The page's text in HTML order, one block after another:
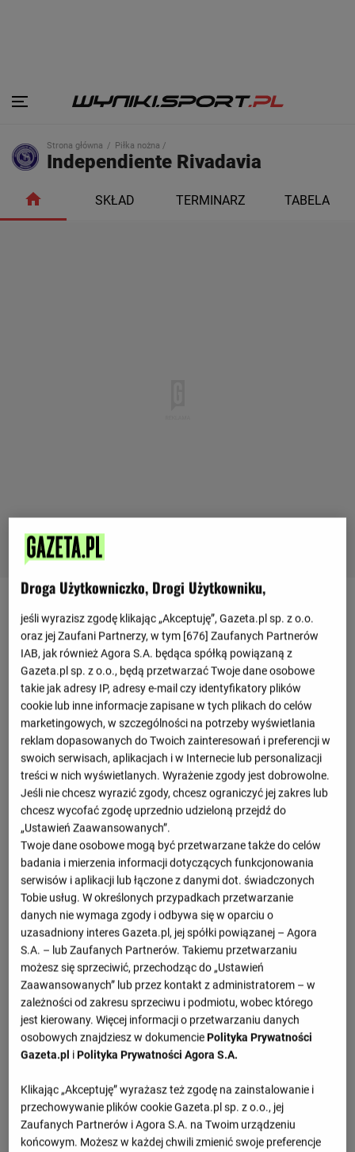
Strona główna Piłka nożna /
Independiente Rivadavia
SKŁAD TERMINARZ TABELA
Ostatnie mecze
Independiente Rivadavia
2 : 1
0 : 0
Sarmiento 2 : 1
2 : 1
Independiente Rivadavia
2 : 1
Huracan
Atletico Tucuman 0 : 0
0 : 0
Bolivar 1 : 3
Zobacz więcej
Nadchodzące mecze
Fluminense - : -
11.08, 22:00
Belgrano - : -
15.08, 22:00
Independiente Rivadavia
- : -
18.08, 22:00
Independiente - : -
22.08, 21:30
Independiente Rivadavia
- : -
31.08, 00:30 Racing Club
Droga Użytkowniczko, Drogi Użytkowniku,
jeśli wyrazisz zgodę klikając „Akceptuję”, Gazeta.pl sp. z o.o.
oraz jej Zaufani Partnerzy, w tym [676] Zaufanych Partnerów
IAB, jak również Agora S.A. będąca spółką powiązaną z
Gazeta.pl sp. z o.o., będą przetwarzać Twoje dane osobowe
takie jak adresy IP, adresy e-mail czy identyfikatory plików
cookie lub inne informacje zapisane w tych plikach do celów
marketingowych, w szczególności na potrzeby wyświetlania
reklam dopasowanych do Twoich zainteresowań i preferencji w
swoich serwisach, aplikacjach i w Internecie lub personalizacji
treści w nich wyświetlanych. Wyrażenie zgody jest dobrowolne.
Jeśli nie chcesz wyrazić zgody, chcesz ograniczyć jej zakres lub
chcesz wycofać zgodę uprzednio udzieloną przejdź do
„Ustawień Zaawansowanych”.
Twoje dane osobowe mogą być przetwarzane także do celów
badania i mierzenia informacji dotyczących funkcjonowania
serwisów i aplikacji lub łączone z danymi dot. świadczonych
Tobie usług. W określonych przypadkach przetwarzanie
danych nie wymaga zgody i odbywa się w oparciu o
uzasadniony interes Gazeta.pl, jej spółki powiązanej – Agora
S.A. – lub Zaufanych Partnerów. Takiemu przetwarzaniu
możesz się sprzeciwić, przechodząc do „Ustawień
Zaawansowanych” lub przez kontakt z administratorem – w
zależności od zakresu sprzeciwu i podmiotu, wobec którego
jest kierowany. Więcej informacji o przetwarzaniu danych
osobowych znajdziesz w dokumenciePolityka Prywatności
Gazeta.pl iPolityka Prywatności Agora S.A.
Klikając „Akceptuję” wyrażasz też zgodę na zainstalowanie i
przechowywanie plików cookie Gazeta.pl sp. z o.o., jej
Zaufanych Partnerów i Agora S.A. na Twoim urządzeniu
końcowym. Możesz w każdej chwili zmienić swoje preferencje